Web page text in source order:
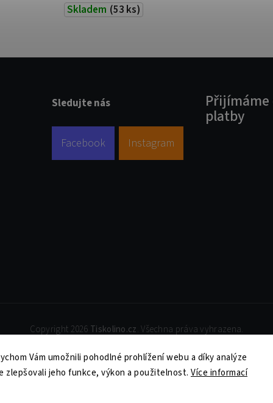
Vám umožnili pohodlné prohlížení webu a díky analýze
zlepšovali jeho funkce, výkon a použitelnost. Více informací
Skladem (53 ks)
Sledujte nás
Facebook Instagram
platby
Copyright 2026 Tiskolino.cz. Všechna práva vyhrazena.
VytvořilShoptet | DesignShoptak.cz